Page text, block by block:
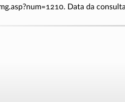
Data da